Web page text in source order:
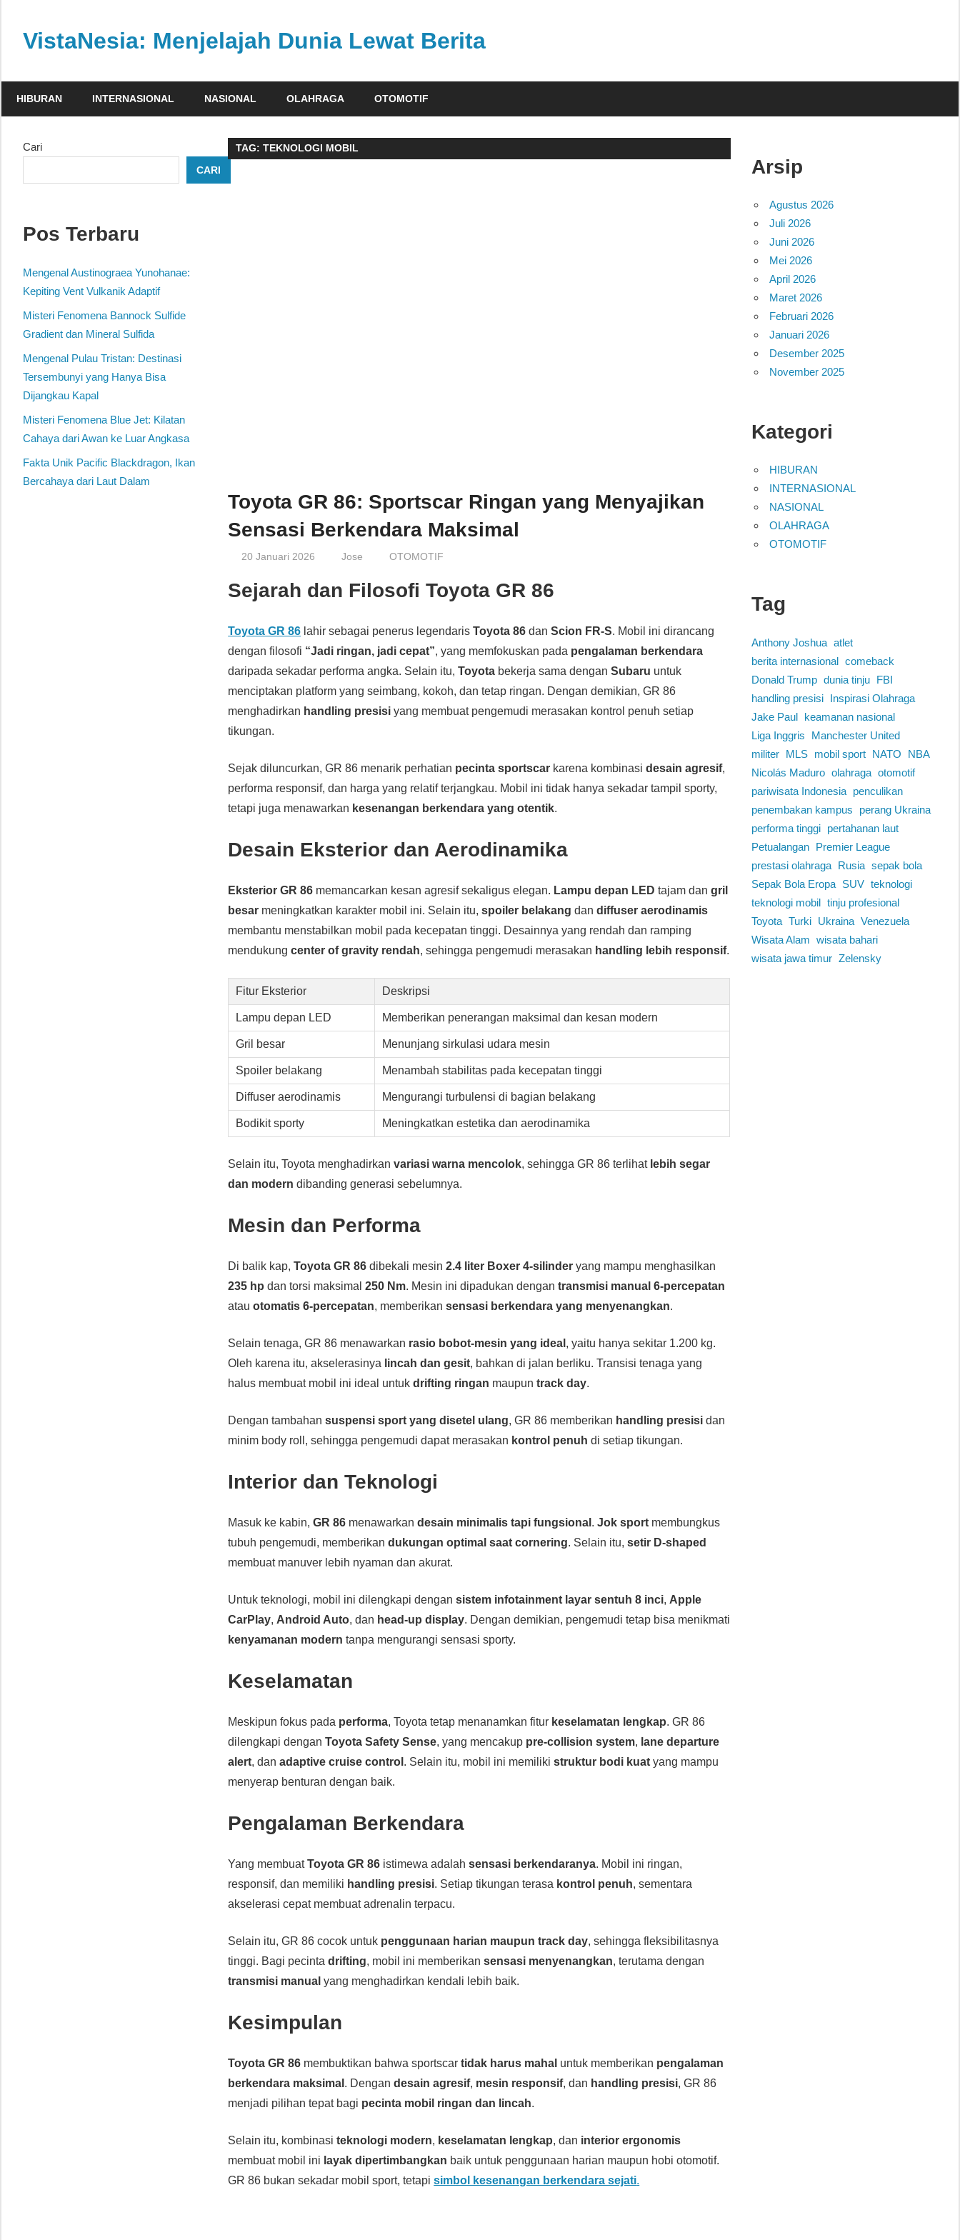
contentVistaNesia: Menjelajah Dunia Lewat Berita
dan
dalam
platform
HIBURAN INTERNASIONAL NASIONAL OLAHRAGA OTOMOTIF
TAG:TEKNOLOGI MOBIL
Toyota GR 86: Sportscar Ringan yang Menyajikan
Sensasi Berkendara Maksimal
20 Januari 2026 Jose OTOMOTIF
Sejarah dan Filosofi Toyota GR 86
Toyota GR 86 lahir sebagai penerus legendarisToyota 86 danScion FR-S. Mobil ini dirancang
dengan filosofi “Jadi ringan, jadi cepat”, yang memfokuskan pada pengalaman berkendara
daripada sekadar performa angka. Selain itu,Toyota bekerja sama denganSubaru untuk
menciptakan platform yang seimbang, kokoh, dan tetap ringan. Dengan demikian, GR 86
menghadirkan handling presisi yang membuat pengemudi merasakan kontrol penuh setiap
tikungan.
Sejak diluncurkan, GR 86 menarik perhatian pecinta sportscar karena kombinasidesain agresif,
performa responsif, dan harga yang relatif terjangkau. Mobil ini tidak hanya sekadar tampil sporty,
tetapi juga menawarkan kesenangan berkendara yang otentik.
Desain Eksterior dan Aerodinamika
Eksterior GR 86 memancarkan kesan agresif sekaligus elegan. Lampu depan LED tajam dangril
besar meningkatkan karakter mobil ini. Selain itu,spoiler belakang dandiffuser aerodinamis
membantu menstabilkan mobil pada kecepatan tinggi. Desainnya yang rendah dan ramping
mendukungcenter of gravity rendah, sehingga pengemudi merasakan handling lebih responsif.
Fitur Eksterior Deskripsi
Lampu depan LED Memberikan penerangan maksimal dan kesan modern
Gril besar Menunjang sirkulasi udara mesin
Spoiler belakang Menambah stabilitas pada kecepatan tinggi
Diffuser aerodinamis Mengurangi turbulensi di bagian belakang
Bodikit sporty Meningkatkan estetika dan aerodinamika
Selain itu, Toyota menghadirkanvariasi warna mencolok, sehingga GR 86 terlihat lebih segar
dan modern dibanding generasi sebelumnya.
Mesin dan Performa
Di balik kap,Toyota GR 86 dibekali mesin2.4 liter Boxer 4-silinder yang mampu menghasilkan
235 hp dan torsi maksimal250 Nm. Mesin ini dipadukan dengantransmisi manual 6-percepatan
atauotomatis 6-percepatan, memberikansensasi berkendara yang menyenangkan.
Selain tenaga, GR 86 menawarkan rasio bobot-mesin yang ideal , yaitu hanya sekitar 1.200 kg.
Oleh karena itu, akselerasinya lincah dan gesit, bahkan di jalan berliku. Transisi tenaga yang
halus membuat mobil ini ideal untukdrifting ringan maupuntrack day.
Dengan tambahansuspensi sport yang disetel ulang, GR 86 memberikan handling presisi dan
minim body roll, sehingga pengemudi dapat merasakan kontrol penuh di setiap tikungan.
Interior dan Teknologi
Masuk ke kabin,GR 86 menawarkandesain minimalis tapi fungsional .Jok sport membungkus
tubuh pengemudi, memberikandukungan optimal saat cornering. Selain itu,setir D-shaped
membuat manuver lebih nyaman dan akurat.
Untuk teknologi, mobil ini dilengkapi dengansistem infotainment layar sentuh 8 inci, Apple
CarPlay, Android Auto, dan head-up display. Dengan demikian, pengemudi tetap bisa menikmati
kenyamanan modern tanpa mengurangi sensasi sporty.
Keselamatan
Meskipun fokus pada performa, Toyota tetap menanamkan fitur keselamatan lengkap. GR 86
dilengkapi denganToyota Safety Sense, yang mencakup pre-collision system, lane departure
alert, danadaptive cruise control . Selain itu, mobil ini memilikistruktur bodi kuat yang mampu
menyerap benturan dengan baik.
Pengalaman Berkendara
Yang membuatToyota GR 86 istimewa adalahsensasi berkendaranya. Mobil ini ringan,
responsif, dan memiliki handling presisi. Setiap tikungan terasa kontrol penuh, sementara
akselerasi cepat membuat adrenalin terpacu.
Selain itu, GR 86 cocok untuk penggunaan harian maupun track day, sehingga fleksibilitasnya
tinggi. Bagi pecintadrifting, mobil ini memberikansensasi menyenangkan, terutama dengan
transmisi manual yang menghadirkan kendali lebih baik.
Kesimpulan
Toyota GR 86 membuktikan bahwa sportscartidak harus mahal untuk memberikan pengalaman
berkendara maksimal . Dengandesain agresif, mesin responsif, dan handling presisi, GR 86
menjadi pilihan tepat bagi pecinta mobil ringan dan lincah.
Selain itu, kombinasiteknologi modern, keselamatan lengkap, dan interior ergonomis
membuat mobil ini layak dipertimbangkan baik untuk penggunaan harian maupun hobi otomotif.
GR 86 bukan sekadar mobil sport, tetapisimbol kesenangan berkendara sejati.
Cari
CARI
Pos Terbaru
Mengenal Austinograea Yunohanae:
Kepiting Vent Vulkanik Adaptif
Misteri Fenomena Bannock Sulfide
Gradient dan Mineral Sulfida
Mengenal Pulau Tristan: Destinasi
Tersembunyi yang Hanya Bisa
Dijangkau Kapal
Misteri Fenomena Blue Jet: Kilatan
Cahaya dari Awan ke Luar Angkasa
Fakta Unik Pacific Blackdragon, Ikan
Bercahaya dari Laut Dalam
Arsip
Agustus 2026
Juli 2026
Juni 2026
Mei 2026
April 2026
Maret 2026
Februari 2026
Januari 2026
Desember 2025
November 2025
Kategori
HIBURAN
INTERNASIONAL
NASIONAL
OLAHRAGA
OTOMOTIF
Tag
Anthony Joshua atlet
berita internasional comeback
Donald Trump dunia tinju
FBI
handling presisi
Inspirasi Olahraga
Jake Paul
keamanan nasional
Liga Inggris
Manchester United
militer
MLS mobil sport NATO
NBA
Nicolás Maduro olahraga otomotif
pariwisata Indonesia
penculikan
penembakan kampus
perang Ukraina
performa tinggi
pertahanan laut
Petualangan
Premier League
prestasi olahraga
Rusia sepak bola
Sepak Bola Eropa
SUV teknologi
teknologi mobil tinju profesional
Toyota Turki Ukraina Venezuela
Wisata Alam wisata bahari
wisata jawa timur Zelensky